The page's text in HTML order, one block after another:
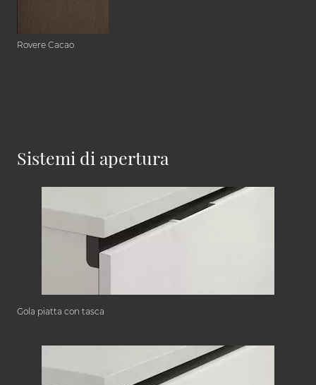
Rovere Cacao
Sistemi di apertura
Gola piatta con tasca